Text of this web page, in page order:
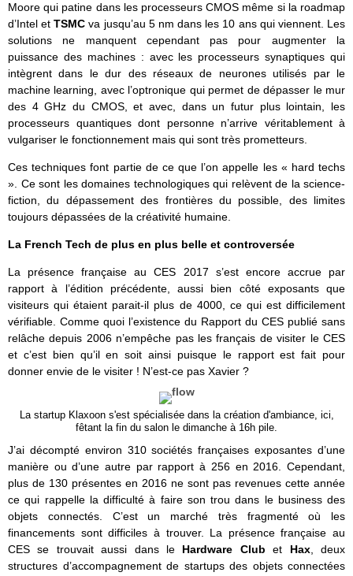
Moore qui patine dans les processeurs CMOS même si la roadmap
d’Intel etTSMC va jusqu’au 5 nm dans les 10 ans qui viennent. Les
solutions ne manquent cependant pas pour augmenter la
puissance des machines : avec les processeurs synaptiques qui
intègrent dans le dur des réseaux de neurones utilisés par le
machine learning, avec l’optronique qui permet de dépasser le mur
des 4 GHz du CMOS, et avec, dans un futur plus lointain, les
processeurs quantiques dont personne n’arrive véritablement à
vulgariser le fonctionnement mais qui sont très prometteurs.
Ces techniques font partie de ce que l’on appelle les « hard techs
». Ce sont les domaines technologiques qui relèvent de la science-
fiction, du dépassement des frontières du possible, des limites
toujours dépassées de la créativité humaine.
La French Tech de plus en plus belle et controversée
La présence française au CES 2017 s’est encore accrue par
rapport à l’édition précédente, aussi bien côté exposants que
visiteurs qui étaient parait-il plus de 4000, ce qui est difficilement
vérifiable. Comme quoi l’existence du Rapport du CES publié sans
relâche depuis 2006 n’empêche pas les français de visiter le CES
et c’est bien qu’il en soit ainsi puisque le rapport est fait pour
donner envie de le visiter ! N’est-ce pas Xavier ?
La startup Klaxoon s'est spécialisée dans la création d'ambiance, ici,
fêtant la fin du salon le dimanche à 16h pile.
J’ai décompté environ 310 sociétés françaises exposantes d’une
manière ou d’une autre par rapport à 256 en 2016. Cependant,
plus de 130 présentes en 2016 ne sont pas revenues cette année
ce qui rappelle la difficulté à faire son trou dans le business des
objets connectés. C’est un marché très fragmenté où les
financements sont difficiles à trouver. La présence française au
CES se trouvait aussi dans le Hardware Club et Hax, deux
structures d’accompagnement de startups des objets connectées